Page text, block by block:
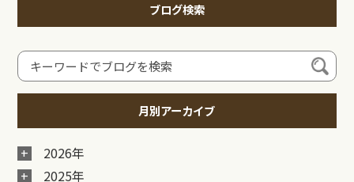
ブログ検索
月別アーカイブ
2026年
2025年